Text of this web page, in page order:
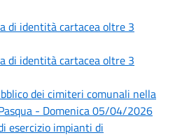
di identità cartacea oltre 3
di identità cartacea oltre 3
dei cimiteri comunali nella
- Domenica 05/04/2026
esercizio impianti di